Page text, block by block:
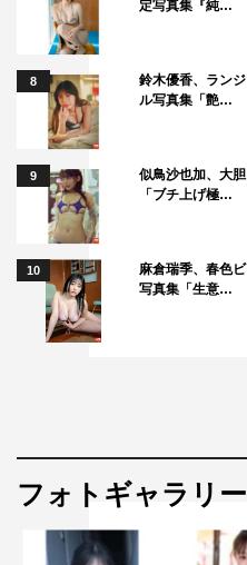
定写真集『純…
8
鈴木優香、ラン
ル写真集「艶…
9
似鳥沙也加、大
「ブチ上げ極…
10
麻倉瑞季、春色
写真集「生意…
フォトギャラリー